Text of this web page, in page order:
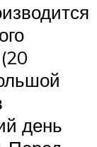
день